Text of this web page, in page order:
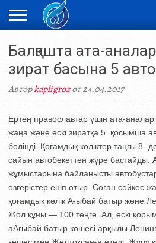
НОВОСТИ
ВИДЕО
ФОТОРЕПОРТАЖИ
ОРКЕН
LIVETV
Балқашта ата-
зират басына 5
Авторkapligrozот 24.04.2017
Ертең православтар үшін ата-
жаңа және ескі зиратқа 5 қосымша
бөлінді. Қоғамдық көліктер таңғы 8-
сайын автобекеттен жүре
жұмыстарына байланысты
өзгерістер еніп отыр. Соған сәйкес
қоғамдық көлік Ағыбай батыр және
Жол құны — 100 теңге. Ал, ескі
аАғыбай батыр көшесі арқылы